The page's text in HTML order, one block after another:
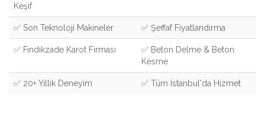
Keşif
✅ Son Teknoloji Makineler ✅ Şeffaf Fiyatlandırma
✅ Fındıkzade Karot Firması
✅ Beton Delme & Beton
Kesme
✅ 20+ Yıllık Deneyim ✅ Tüm İstanbul'da Hizmet